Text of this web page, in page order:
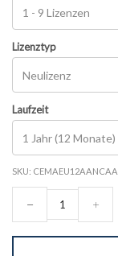
Lizenztyp
Laufzeit
SKU: CEMAEU12AANCAA